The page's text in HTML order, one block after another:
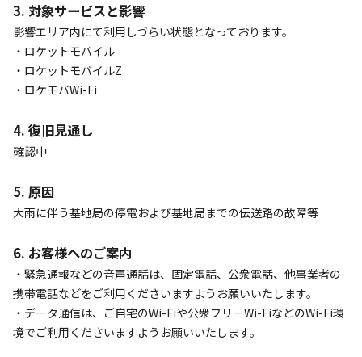
3. 対象サービスと影響
影響エリア内にて利用しづらい状態となっております。
・ロケットモバイル
・ロケットモバイルZ
・ロケモバWi-Fi
4. 復旧見通し
確認中
5. 原因
大雨に伴う基地局の停電および基地局までの伝送路の故障等
6. お客様へのご案内
・緊急通報などの音声通話は、固定電話、公衆電話、他事業者の
携帯電話などをご利用くださいますようお願いいたします。
・データ通信は、ご自宅のWi-Fiや公衆フリーWi-FiなどのWi-Fi環
境でご利用くださいますようお願いいたします。